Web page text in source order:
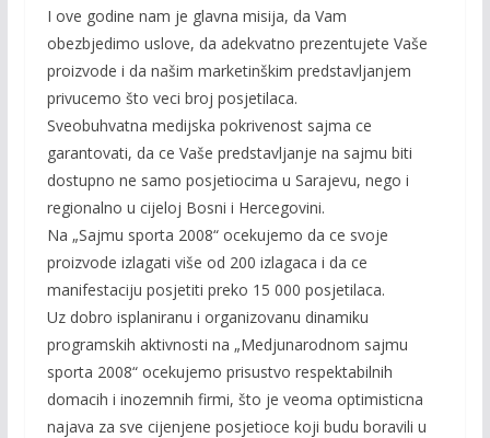
I ove godine nam je glavna misija, da Vam
obezbjedimo uslove, da adekvatno prezentujete Vaše
proizvode i da našim marketinškim predstavljanjem
privucemo što veci broj posjetilaca.
Sveobuhvatna medijska pokrivenost sajma ce
garantovati, da ce Vaše predstavljanje na sajmu biti
dostupno ne samo posjetiocima u Sarajevu, nego i
regionalno u cijeloj Bosni i Hercegovini.
Na „Sajmu sporta 2008“ ocekujemo da ce svoje
proizvode izlagati više od 200 izlagaca i da ce
manifestaciju posjetiti preko 15 000 posjetilaca.
Uz dobro isplaniranu i organizovanu dinamiku
programskih aktivnosti na „Medjunarodnom sajmu
sporta 2008“ ocekujemo prisustvo respektabilnih
domacih i inozemnih firmi, što je veoma optimisticna
najava za sve cijenjene posjetioce koji budu boravili u